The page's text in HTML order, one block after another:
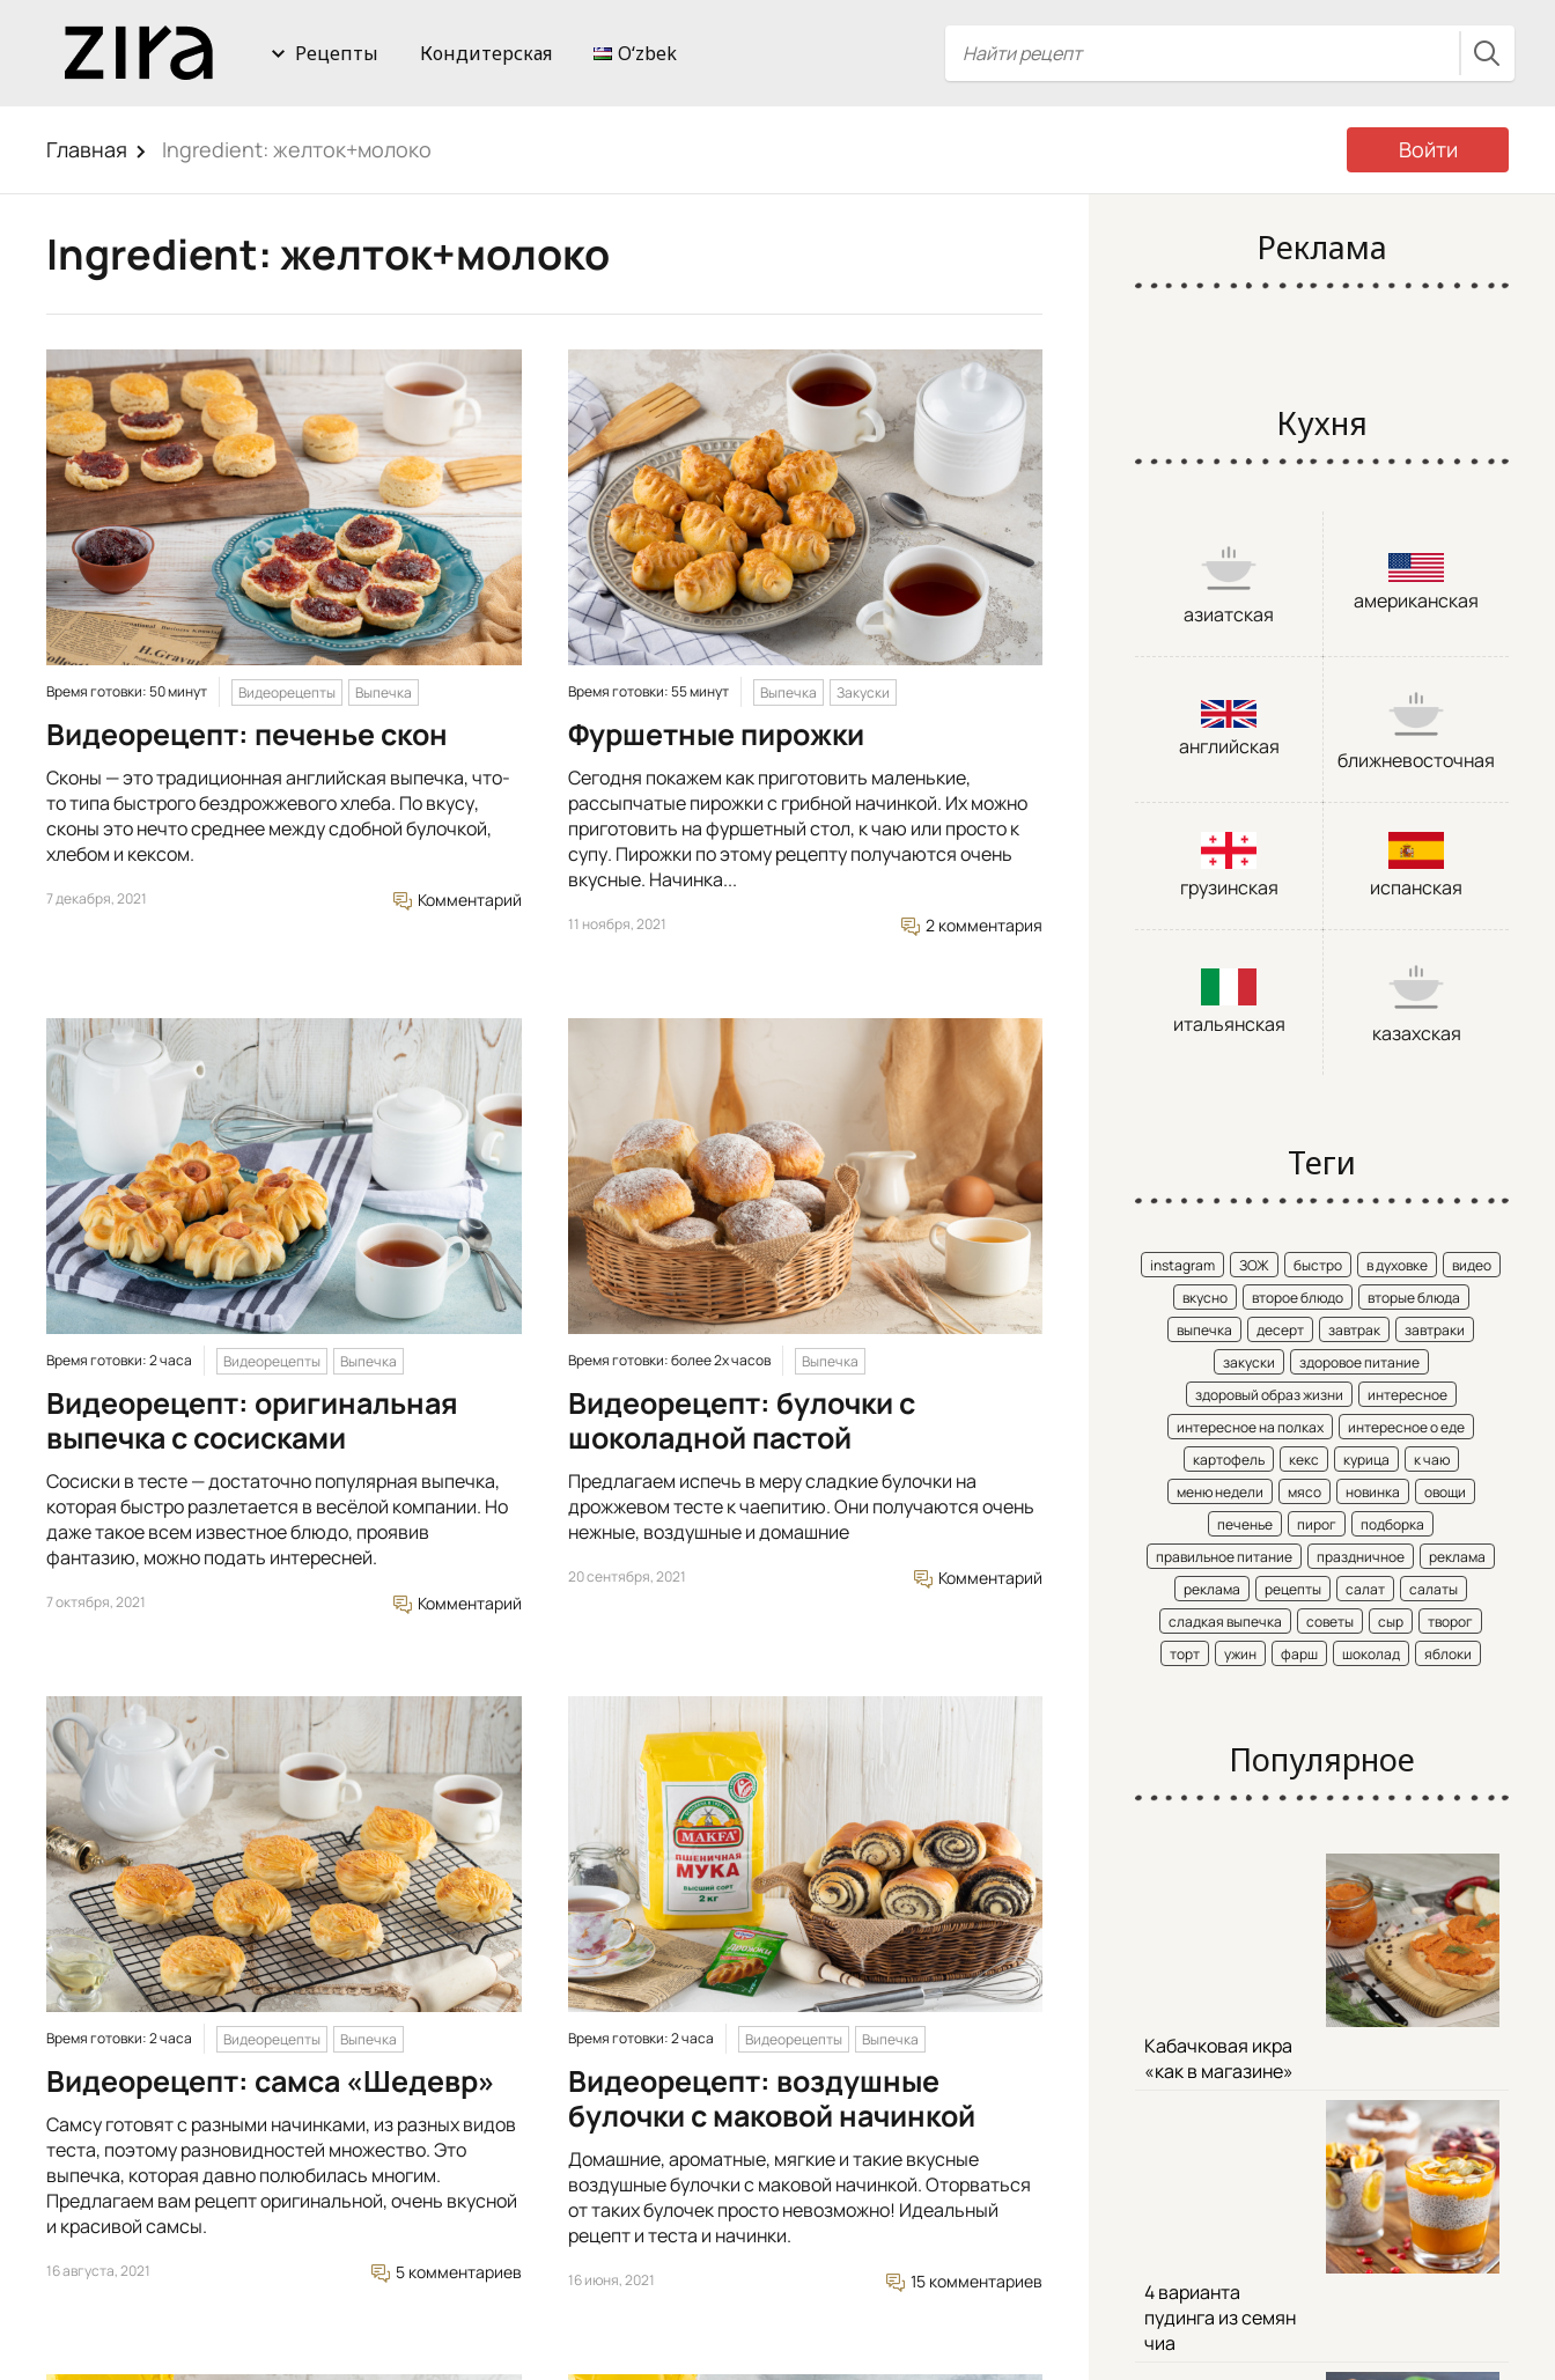
Рецепты Кондитерская Oʻzbek
Главная Ingredient: желток+молоко Войти
Ingredient: желток+молоко
Время готовки: 50 минут Видеорецепты Выпечка
Видеорецепт: печенье скон
Сконы — это традиционная английская выпечка, что-
то типа быстрого бездрожжевого хлеба. По вкусу,
сконы это нечто среднее между сдобной булочкой,
хлебом и кексом.
7 декабря, 2021 Комментарий
Время готовки: 55 минут Выпечка Закуски
Фуршетные пирожки
Сегодня покажем как приготовить маленькие,
рассыпчатые пирожки с грибной начинкой. Их можно
приготовить на фуршетный стол, к чаю или просто к
супу. Пирожки по этому рецепту получаются очень
вкусные. Начинка...
11 ноября, 2021 2 комментария
Время готовки: 2 часа Видеорецепты Выпечка
Видеорецепт: оригинальная
выпечка с сосисками
Сосиски в тесте — достаточно популярная выпечка,
которая быстро разлетается в весёлой компании. Но
даже такое всем известное блюдо, проявив
фантазию, можно подать интересней.
7 октября, 2021 Комментарий
Время готовки: более 2х часов Выпечка
Видеорецепт: булочки с
шоколадной пастой
Предлагаем испечь в меру сладкие булочки на
дрожжевом тесте к чаепитию. Они получаются очень
нежные, воздушные и домашние
20 сентября, 2021 Комментарий
Время готовки: 2 часа Видеорецепты Выпечка
Видеорецепт: самса «Шедевр»
Самсу готовят с разными начинками, из разных видов
теста, поэтому разновидностей множество. Это
выпечка, которая давно полюбилась многим.
Предлагаем вам рецепт оригинальной, очень вкусной
и красивой самсы.
16 августа, 2021 5 комментариев
Время готовки: 2 часа Видеорецепты Выпечка
Видеорецепт: воздушные
булочки с маковой начинкой
Домашние, ароматные, мягкие и такие вкусные
воздушные булочки с маковой начинкой. Оторваться
от таких булочек просто невозможно! Идеальный
рецепт и теста и начинки.
16 июня, 2021 15 комментариев
Реклама
Кухня
азиатская
американская
английская
ближневосточная
грузинская испанская
итальянская казахская
Теги
instagram ЗОЖ быстро в духовке
видео
вкусно
второе блюдо
вторые блюда
выпечка
десерт завтрак
завтраки
закуски
здоровое питание
здоровый образ жизни
интересное
интересное на полках
интересное о еде
картофель
кекс курица
к чаю
меню недели
мясо новинка
овощи
печенье
пирог
подборка
правильное питание
праздничное
реклама
реклама
рецепты салат
салаты
сладкая выпечка
советы сыр
творог
торт
ужин фарш шоколад яблоки
Популярное
Кабачковая икра
«как в магазине»
4 варианта
пудинга из семян
чиа